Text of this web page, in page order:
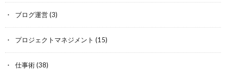
ブログ運営(3)
プロジェクトマネジメント (15)
仕事術(38)